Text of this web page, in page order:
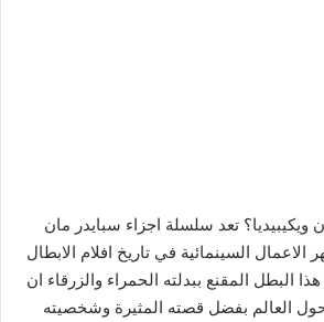
ويكيبيديا؟ تعد سلسلة اجزاء سبايدر مان
الاعمال السينمائية في تاريخ افلام الابطال
البطل المقنع ببدلته الحمراء والزرقاء ان
العالم بفضل قصته المثيرة وشخصيته